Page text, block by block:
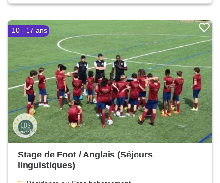
10 - 17 ans
Stage de Foot / Anglais (Séjours
linguistiques)